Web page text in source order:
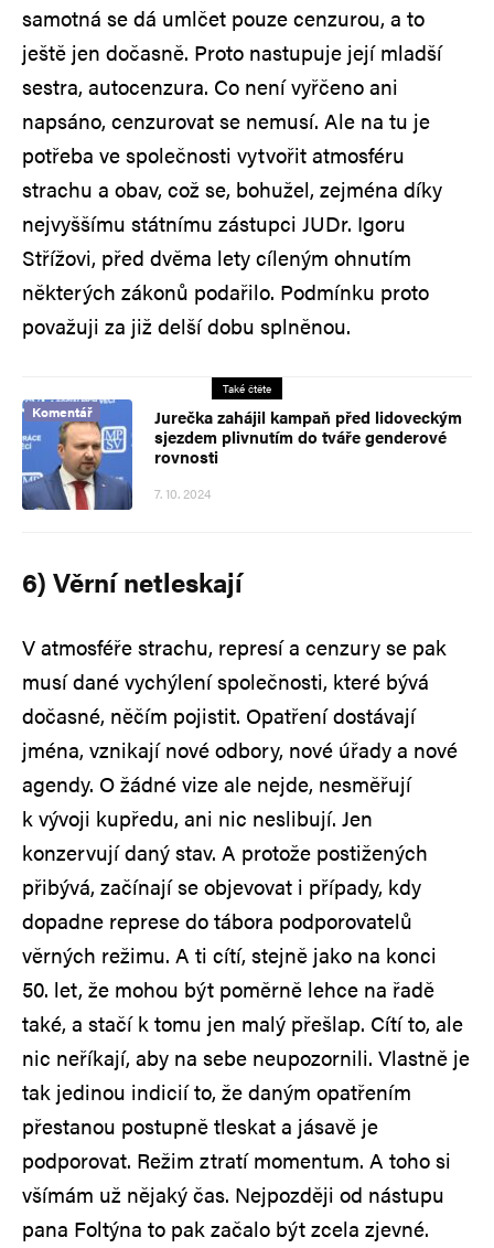
samotná se dá umlčet pouze cenzurou, a to
ještě jen dočasně. Proto nastupuje její mladší
sestra, autocenzura. Co není vyřčeno ani
napsáno, cenzurovat se nemusí. Ale na tu je
potřeba ve společnosti vytvořit atmosféru
strachu a obav, což se, bohužel, zejména díky
nejvyššímu státnímu zástupci JUDr. Igoru
Střížovi, před dvěma lety cíleným ohnutím
některých zákonů podařilo. Podmínku proto
považuji za již delší dobu splněnou.
Také čtěte
Komentář
Jurečka zahájil kampaň před lidoveckým
sjezdem plivnutím do tváře genderové
rovnosti
7. 10. 2024
6) Věrní netleskají
V atmosféře strachu, represí a cenzury se pak
musí dané vychýlení společnosti, které bývá
dočasné, něčím pojistit. Opatření dostávají
jména, vznikají nové odbory, nové úřady a nové
agendy. O žádné vize ale nejde, nesměřují
k vývoji kupředu, ani nic neslibují. Jen
konzervují daný stav. A protože postižených
přibývá, začínají se objevovat i případy, kdy
dopadne represe do tábora podporovatelů
věrných režimu. A ti cítí, stejně jako na konci
50. let, že mohou být poměrně lehce na řadě
také, a stačí k tomu jen malý přešlap. Cítí to, ale
nic neříkají, aby na sebe neupozornili. Vlastně je
tak jedinou indicií to, že daným opatřením
přestanou postupně tleskat a jásavě je
podporovat. Režim ztratí momentum. A toho si
všímám už nějaký čas. Nejpozději od nástupu
pana Foltýna to pak začalo být zcela zjevné.